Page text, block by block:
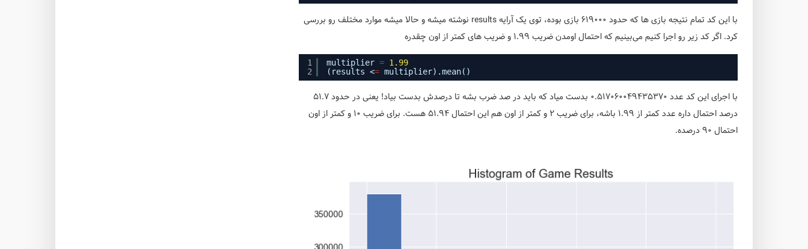
با این کد تمام نتیجه بازی ها که حدود 619000 بازی بوده، توی یک آرایه results نوشته میشه و حالا میشه موارد مختلف رو بررسی
کرد. اگر کد زیر رو اجرا کنیم می‌بینیم که احتمال اومدن ضریب 1.99 و ضریب های کمتر از اون چقدره
1
2
multiplier = 1.99
(results <= multiplier).mean()
با اجرای این کد عدد 0.517060049435370 بدست میاد که باید در صد ضرب بشه تا درصدش بدست بیاد! یعنی در حدود 51.7
درصد احتمال داره عدد کمتر از 1.99 باشه، برای ضریب 2 و کمتر از اون هم این احتمال 51.94 هست. برای ضریب 10 و کمتر از اون
احتمال 90 درصده.